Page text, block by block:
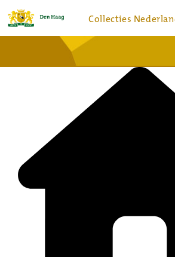
Collecties
Bronnen en collecties